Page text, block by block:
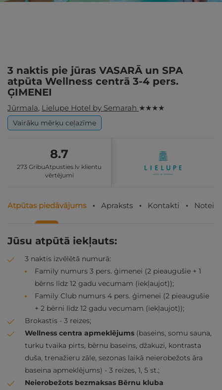
3 naktis pie jūras VASARĀ un SPA
atpūta Wellness centrā 3-4 pers.
ĢIMENEI
Jūrmala, Lielupe Hotel by Semarah ★ ★ ★ ★
Vairāku mērķu ceļazīme
8.7
273 GribuAtpusties.lv klientu
vērtējumi
Atpūtas piedāvājums Apraksts Kontakti
Jūsu atpūtā iekļauts:
3 naktis izvēlētā numurā:
Family numurs 3 pers. ģimenei (2 pieaugušie + 1
bērns līdz 12 gadu vecumam (iekļaujot));
Family Club numurs 4 pers. ģimenei (2 pieaugušie
+ 2 bērni līdz 12 gadu vecumam (iekļaujot));
Brokastis - 3 reizes;
Wellness centra apmeklējums (baseins, somu sauna,
turku tvaika pirts, bērnu baseins, džakuzi, kontrasta
duša, trenažieru zāle, sezonas laikā neierobežots āra
baseina apmeklējums) - 3 reizes, 1, 5 st.;
Neierobežots bezmaksas Bērnu kluba